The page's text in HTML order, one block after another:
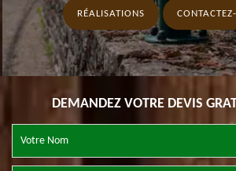
RÉALISATIONS
DEMANDEZ VOTRE DEVIS